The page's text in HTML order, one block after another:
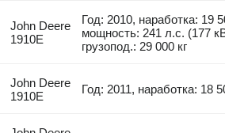
John Deere
1910E
Год: 2010, наработка: 19
мощность: 241 л.с. (177
грузопод.: 29 000 кг
John Deere
1910E
Год: 2011, наработка: 18